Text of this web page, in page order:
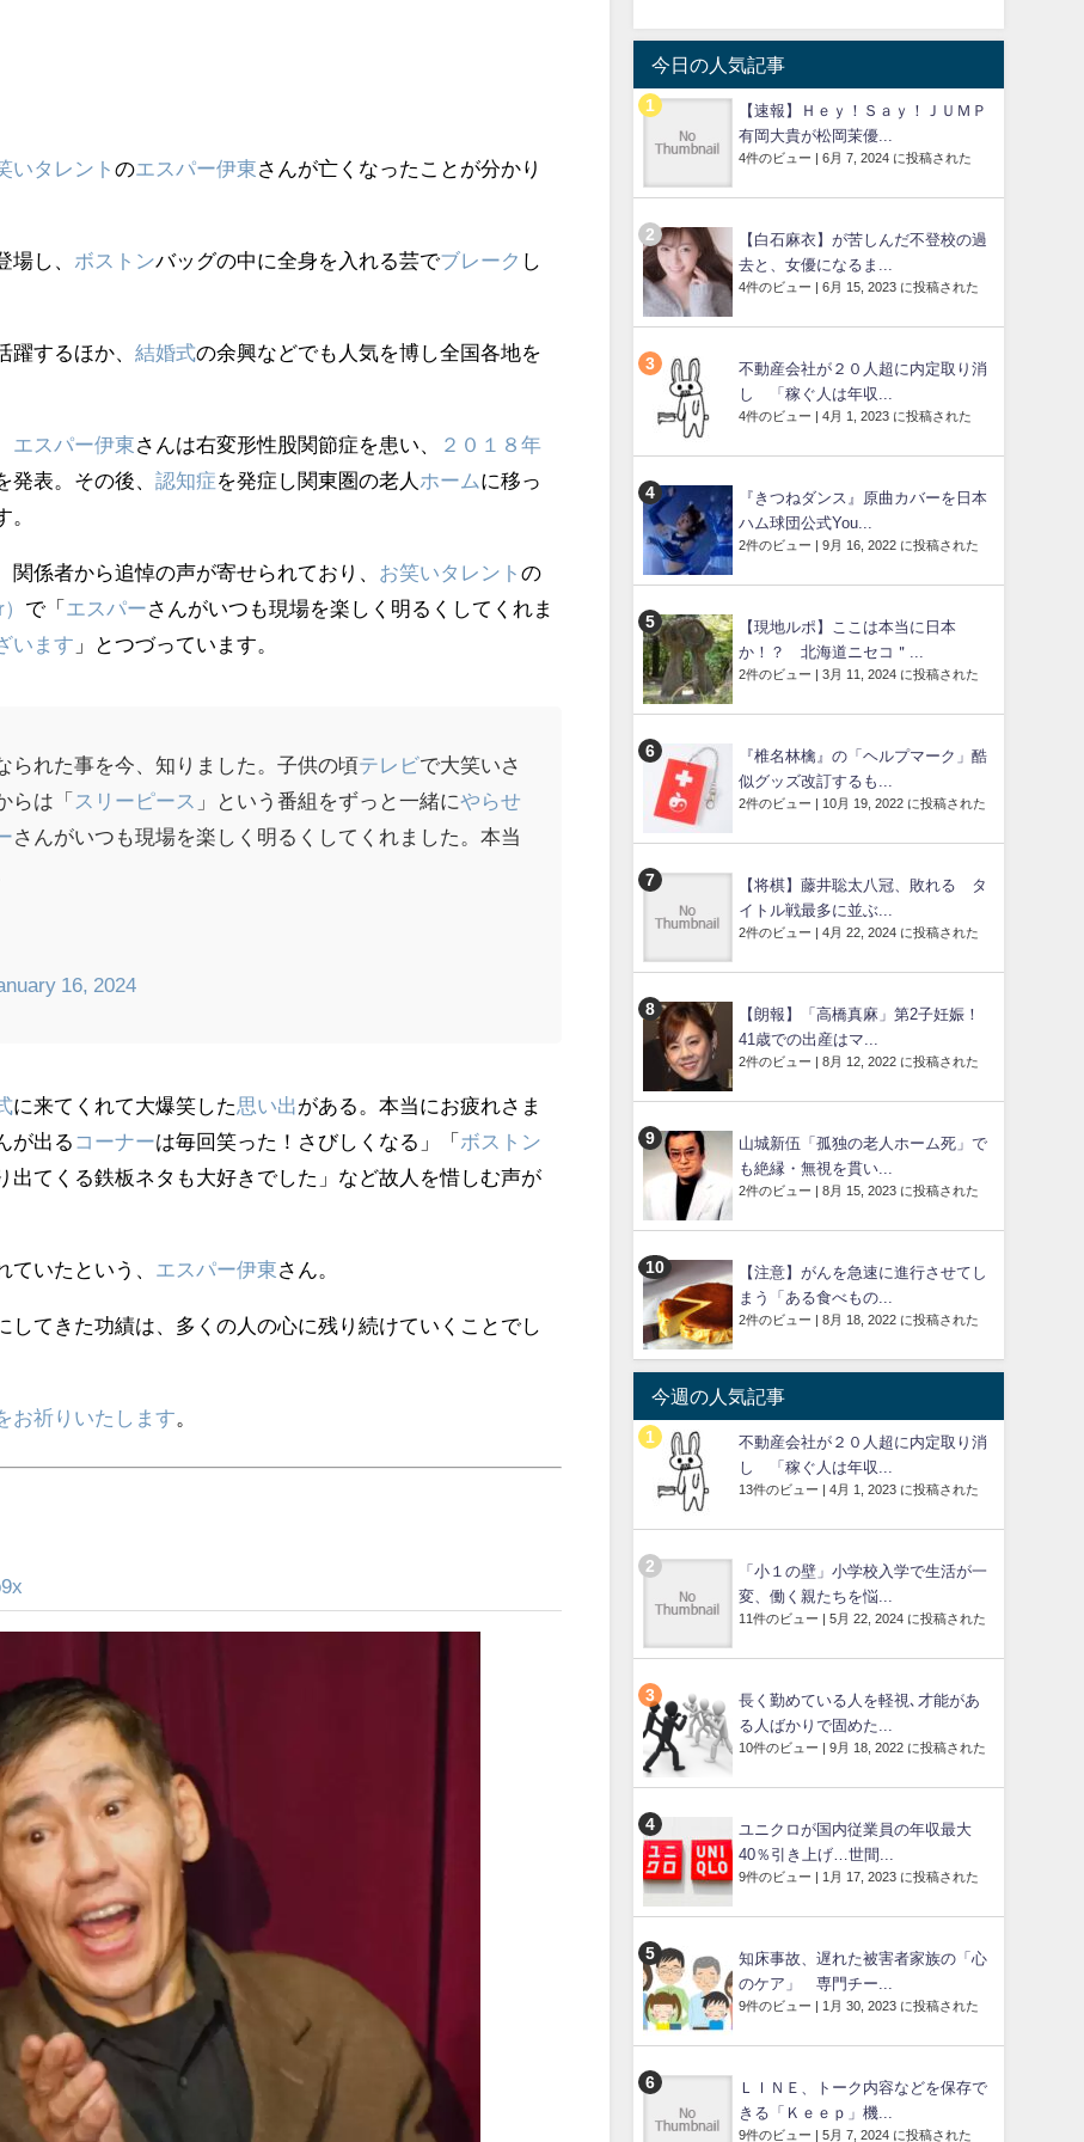
いタレントのエスパー伊東さんが亡くなったことが分かり
場し、 ボストンバッグの中に全身を入れる芸でブレーク し
躍するほか、結婚式の余興などでも人気を博し全国各地を
エスパー伊東さんは右変形性股関節症を患い、
２０１８年
発表。その後、認知症を発症し関東圏の老人 ホームに移っ
。
関係者から追悼の声が寄せられており、 お笑いタレントの
で「 エスパーさんがいつも現場を楽しく明るくしてくれま
います 」とつづっています。
られた事を今、知りました。子供の頃テレビで大笑いさ
らは「 スリーピース 」という番組をずっと一緒にやらせ
さんがいつも現場を楽しく明るくしてくれました。本当
16, 2024
に来てくれて大爆笑した思い出がある。本当にお疲れさま
が出る コーナーは毎回笑った！さびしくなる」「 ボストン
出てくる鉄板ネタも大好きでした」など故人を惜しむ声が
ていたという、 エスパー伊東さん。
してきた功績は、多くの人の心に残り続けていくことでし
お祈りいたします。
今日の人気記事
【速報】Ｈｅｙ！Ｓａｙ！ＪＵＭＰ
有岡大貴が松岡茉優...
4件のビュー | 6月 7, 2024 に投稿された
【白石麻衣】が苦しんだ不登校の過
去と、女優になるま...
4件のビュー | 6月 15, 2023 に投稿された
不動産会社が２０人超に内定取り消
し 「稼ぐ人は年収...
4件のビュー | 4月 1, 2023 に投稿された
『きつねダンス』原曲カバーを日本
ハム球団公式You...
2件のビュー | 9月 16, 2022 に投稿された
【現地ルポ】ここは本当に日本
か！？ 北海道ニセコ＂...
2件のビュー | 3月 11, 2024 に投稿された
『椎名林檎』の「ヘルプマーク」酷
似グッズ改訂するも...
2件のビュー | 10月 19, 2022 に投稿された
【将棋】藤井聡太八冠、敗れる タ
イトル戦最多に並ぶ...
2件のビュー | 4月 22, 2024 に投稿された
【朗報】「高橋真麻」第2子妊娠！
41歳での出産はマ...
2件のビュー | 8月 12, 2022 に投稿された
山城新伍「孤独の老人ホーム死」で
も絶縁・無視を貫い...
2件のビュー | 8月 15, 2023 に投稿された
【注意】がんを急速に進行させてし
まう「ある食べもの...
2件のビュー | 8月 18, 2022 に投稿された
今週の人気記事
不動産会社が２０人超に内定取り消
し 「稼ぐ人は年収...
13件のビュー | 4月 1, 2023 に投稿された
「小１の壁」小学校入学で生活が一
変、働く親たちを悩...
11件のビュー | 5月 22, 2024 に投稿された
長く勤めている人を軽視､才能があ
る人ばかりで固めた...
10件のビュー | 9月 18, 2022 に投稿された
ユニクロが国内従業員の年収最大
40％引き上げ…世間...
9件のビュー | 1月 17, 2023 に投稿された
知床事故、遅れた被害者家族の「心
のケア」 専門チー...
9件のビュー | 1月 30, 2023 に投稿された
ＬＩＮＥ、トーク内容などを保存で
きる「Ｋｅｅｐ」機...
9件のビュー | 5月 7, 2024 に投稿された